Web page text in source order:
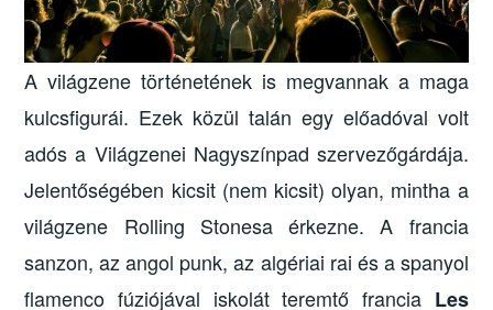
A világzene történetének is megvannak a maga
kulcsfigurái. Ezek közül talán egy előadóval volt
adós a Világzenei Nagyszínpad szervezőgárdája.
Jelentőségében kicsit (nem kicsit) olyan, mintha a
világzene Rolling Stonesa érkezne. A francia
sanzon, az angol punk, az algériai rai és a spanyol
flamenco fúziójával iskolát teremtő francia Les